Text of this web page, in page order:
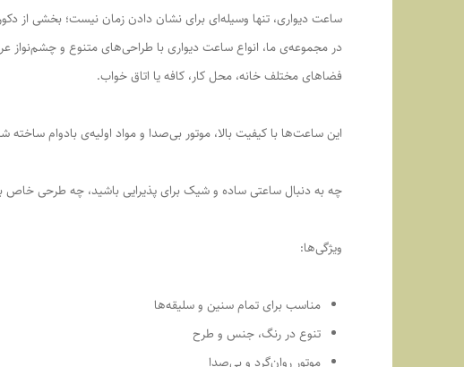
ساعت دیواری، تنها وسیله‌ای برای نشان دادن زمان نیست؛ بخشی از
در مجموعه‌ی ما، انواع ساعت دیواری با طراحی‌های متنوع و
فضاهای مختلف خانه، محل کار، کافه یا اتاق خواب.
این ساعت‌ها با کیفیت بالا، موتور بی‌صدا و مواد اولیه‌ی بادوام ساخته
چه به دنبال ساعتی ساده و شیک برای پذیرایی باشید، چه طرحی خاص
ویژگی‌ها:
مناسب برای تمام سنین و سلیقه‌ها
تنوع در رنگ، جنس و طرح
موتور روان‌گرد و بی‌صدا